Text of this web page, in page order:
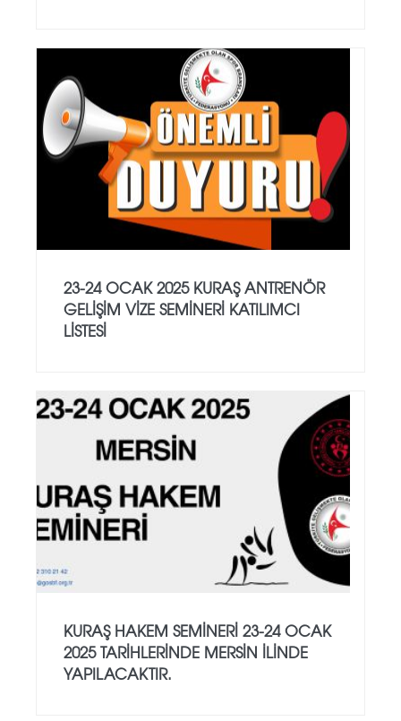
23-24 OCAK 2025 KURAŞ ANTRENÖR
GELİŞİM VİZE SEMİNERİ KATILIMCI
LİSTESİ
KURAŞ HAKEM SEMİNERİ 23-24 OCAK
2025 TARİHLERİNDE MERSİN İLİNDE
YAPILACAKTIR.